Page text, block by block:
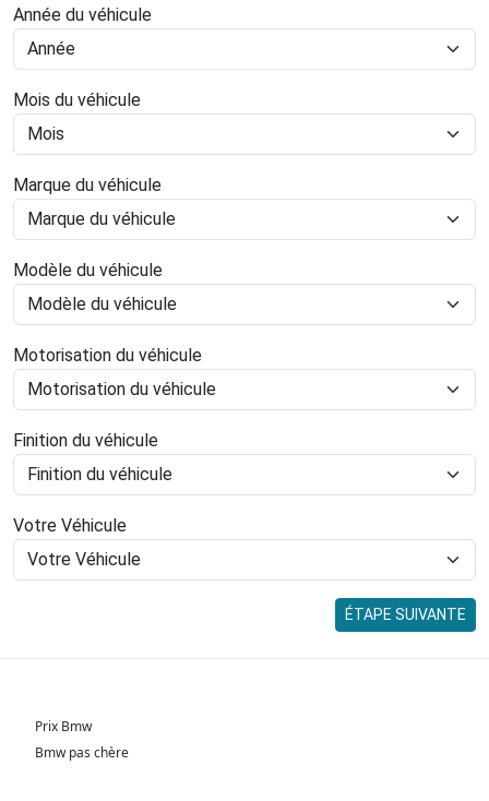
Année du véhicule
Mois du véhicule
Marque du véhicule
Modèle du véhicule
Motorisation du véhicule
Finition du véhicule
Votre Véhicule
ÉTAPE SUIVANTE
Prix Bmw
Bmw pas chère